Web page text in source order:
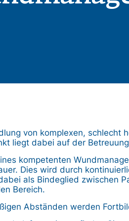
von komplexen, schlecht
liegt dabei auf der
kompetenten
Dies wird durch
als Bindeglied zwischen
Bereich.
Abständen werden